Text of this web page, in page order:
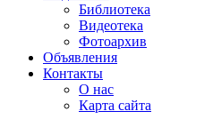
Библиотека
Видеотека
Фотоархив
Объявления
Контакты
О нас
Карта сайта